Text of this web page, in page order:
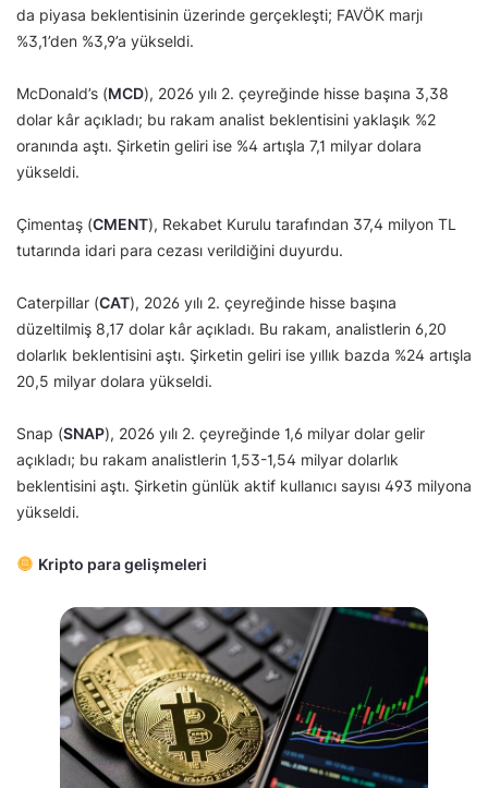
da piyasa beklentisinin üzerinde gerçekleşti; FAVÖK marjı
%3,1’den %3,9’a yükseldi.
McDonald’s (MCD), 2026 yılı 2. çeyreğinde hisse başına 3,38
dolar kâr açıkladı; bu rakam analist beklentisini yaklaşık %2
oranında aştı. Şirketin geliri ise %4 artışla 7,1 milyar dolara
yükseldi.
Çimentaş (CMENT), Rekabet Kurulu tarafından 37,4 milyon TL
tutarında idari para cezası verildiğini duyurdu.
Caterpillar (CAT), 2026 yılı 2. çeyreğinde hisse başına
düzeltilmiş 8,17 dolar kâr açıkladı. Bu rakam, analistlerin 6,20
dolarlık beklentisini aştı. Şirketin geliri ise yıllık bazda %24 artışla
20,5 milyar dolara yükseldi.
Snap (SNAP), 2026 yılı 2. çeyreğinde 1,6 milyar dolar gelir
açıkladı; bu rakam analistlerin 1,53-1,54 milyar dolarlık
beklentisini aştı. Şirketin günlük aktif kullanıcı sayısı 493 milyona
yükseldi.
Kripto para gelişmeleri